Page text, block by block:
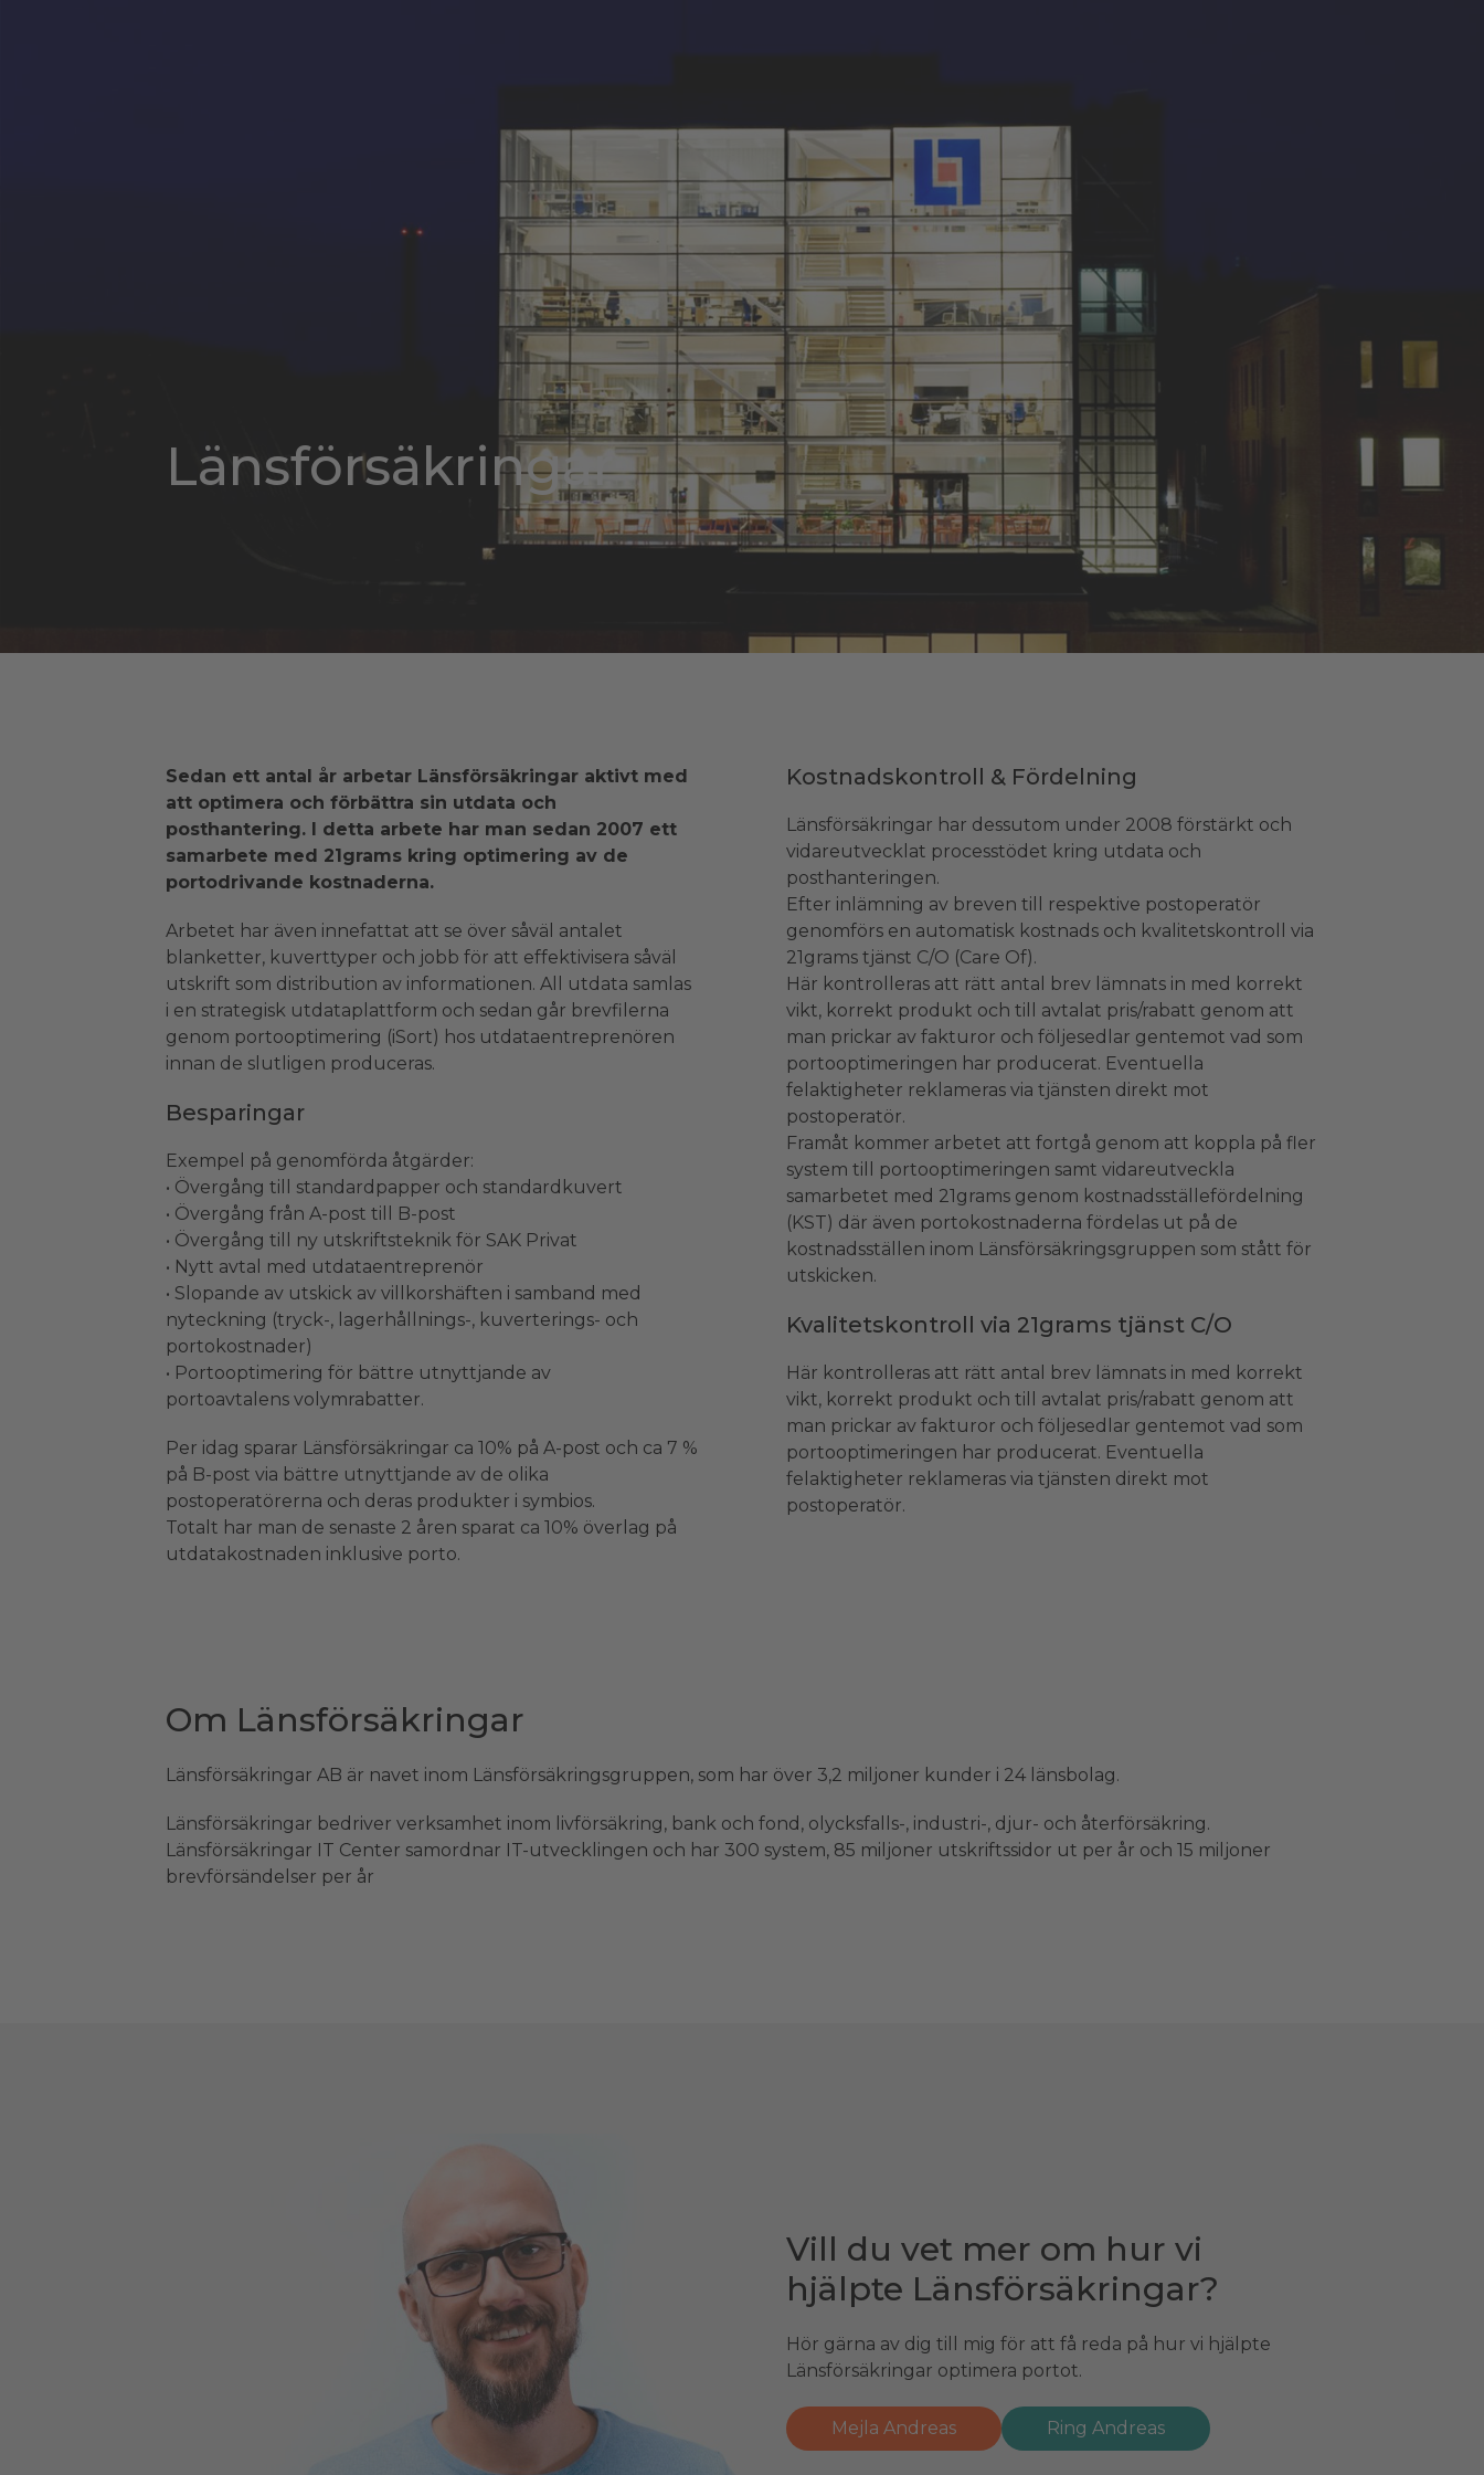
Länsförsäkringar
Sedan ett antal år arbetar Länsförsäkringar aktivt med
att optimera och förbättra sin utdata och
posthantering. I detta arbete har man sedan 2007 ett
samarbete med 21grams kring optimering av de
portodrivande kostnaderna.
Arbetet har även innefattat att se över såväl antalet
blanketter, kuverttyper och jobb för att effektivisera såväl
utskrift som distribution av informationen. All utdata samlas
i en strategisk utdataplattform och sedan går brevfilerna
genom portooptimering (iSort) hos utdataentreprenören
innan de slutligen produceras.
Besparingar
Exempel på genomförda åtgärder:
• Övergång till standardpapper och standardkuvert
• Övergång från A-post till B-post
• Övergång till ny utskriftsteknik för SAK Privat
• Nytt avtal med utdataentreprenör
• Slopande av utskick av villkorshäften i samband med
nyteckning (tryck-, lagerhållnings-, kuverterings- och
portokostnader)
• Portooptimering för bättre utnyttjande av
portoavtalens volymrabatter.
Per idag sparar Länsförsäkringar ca 10% på A-post och ca 7 %
på B-post via bättre utnyttjande av de olika
postoperatörerna och deras produkter i symbios.
Totalt har man de senaste 2 åren sparat ca 10% överlag på
utdatakostnaden inklusive porto.
Kostnadskontroll & Fördelning
Länsförsäkringar har dessutom under 2008 förstärkt och
vidareutvecklat processtödet kring utdata och
posthanteringen.
Efter inlämning av breven till respektive postoperatör
genomförs en automatisk kostnads och kvalitetskontroll via
21grams tjänst C/O (Care Of).
Här kontrolleras att rätt antal brev lämnats in med korrekt
vikt, korrekt produkt och till avtalat pris/rabatt genom att
man prickar av fakturor och följesedlar gentemot vad som
portooptimeringen har producerat. Eventuella
felaktigheter reklameras via tjänsten direkt mot
postoperatör.
Framåt kommer arbetet att fortgå genom att koppla på fler
system till portooptimeringen samt vidareutveckla
samarbetet med 21grams genom kostnadsställefördelning
(KST) där även portokostnaderna fördelas ut på de
kostnadsställen inom Länsförsäkringsgruppen som stått för
utskicken.
Kvalitetskontroll via 21grams tjänst C/O
Här kontrolleras att rätt antal brev lämnats in med korrekt
vikt, korrekt produkt och till avtalat pris/rabatt genom att
man prickar av fakturor och följesedlar gentemot vad som
portooptimeringen har producerat. Eventuella
felaktigheter reklameras via tjänsten direkt mot
postoperatör.
Om Länsförsäkringar
Länsförsäkringar AB är navet inom Länsförsäkringsgruppen, som har över 3,2 miljoner kunder i 24 länsbolag.
Länsförsäkringar bedriver verksamhet inom livförsäkring, bank och fond, olycksfalls-, industri-, djur- och återförsäkring.
Länsförsäkringar IT Center samordnar IT-utvecklingen och har 300 system, 85 miljoner utskriftssidor ut per år och 15 miljoner
brevförsändelser per år
Vill du vet mer om hur vi
hjälpte Länsförsäkringar?
Hör gärna av dig till mig för att få reda på hur vi hjälpte
Länsförsäkringar optimera portot.
Mejla Andreas Ring Andreas